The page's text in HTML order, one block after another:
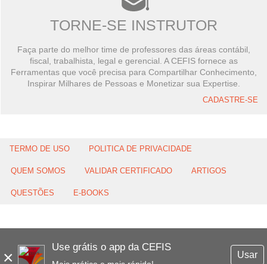
×
Use grátis o app da CEFIS
Usar
TORNE-SE INSTRUTOR
Faça parte do melhor time de professores das áreas contábil,
fiscal, trabalhista, legal e gerencial. A CEFIS fornece as
Ferramentas que você precisa para Compartilhar Conhecimento,
Inspirar Milhares de Pessoas e Monetizar sua Expertise.
CADASTRE-SE
TERMO DE USO POLITICA DE PRIVACIDADE
QUEM SOMOS VALIDAR CERTIFICADO ARTIGOS
QUESTÕES E-BOOKS